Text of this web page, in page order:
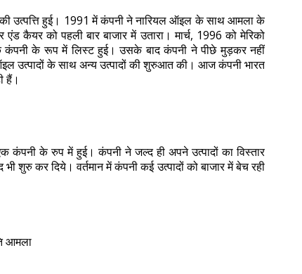
उत्पत्ति हुई। 1991 में कंपनी ने नारियल ऑइल के साथ आमला के
कैयर को पहली बार बाजार में उतारा। मार्च, 1996 को मेरिको
कंपनी के रूप में लिस्ट हुई। उसके बाद कंपनी ने पीछे मुड़कर नहीं
उत्पादों के साथ अन्य उत्पादों की शुरुआत की। आज कंपनी भारत
हैं।
कंपनी के रुप में हुई। कंपनी ने जल्द ही अपने उत्पादों का विस्तार
शुरु कर दिये। वर्तमान में कंपनी कई उत्पादों को बाजार में बेच रही
आमला